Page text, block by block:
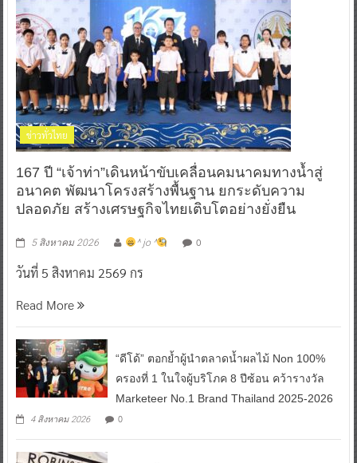
ข่าวทั่วไทย
167 ปี “เจ้าท่า”เดินหน้าขับเคลื่อนคมนาคมทางน้ำสู่
อนาคต พัฒนาโครงสร้างพื้นฐาน ยกระดับความ
ปลอดภัย สร้างเศรษฐกิจไทยเติบโตอย่างยั่งยืน
5 สิงหาคม 2026 ^ jo ^ 0
วันที่ 5 สิงหาคม 2569 กร
Read More
“ดีโด้” ตอกย้ำผู้นำตลาดน้ำผลไม้ Non 100%
ครองที่ 1 ในใจผู้บริโภค 8 ปีซ้อน คว้ารางวัล
Marketeer No.1 Brand Thailand 2025-2026
4 สิงหาคม 2026 0